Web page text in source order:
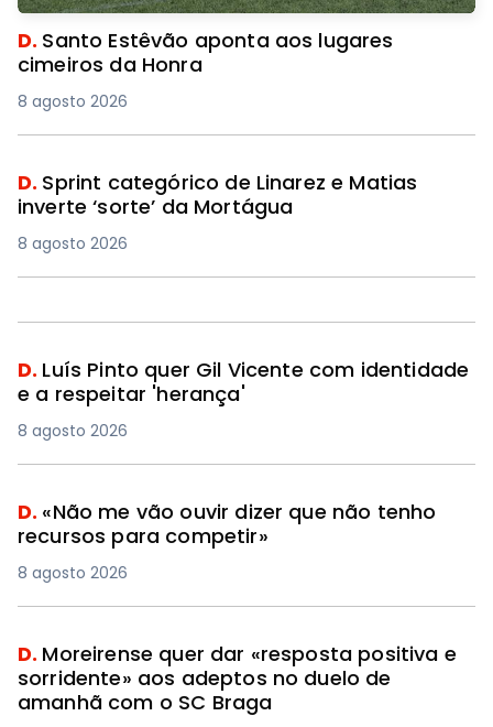
D. Santo Estêvão aponta aos lugares
cimeiros da Honra
8 agosto 2026
D. Sprint categórico de Linarez e Matias
inverte ‘sorte’ da Mortágua
8 agosto 2026
D. Luís Pinto quer Gil Vicente com identidade
e a respeitar 'herança'
8 agosto 2026
D. «Não me vão ouvir dizer que não tenho
recursos para competir»
8 agosto 2026
D. Moreirense quer dar «resposta positiva e
sorridente» aos adeptos no duelo de
amanhã com o SC Braga